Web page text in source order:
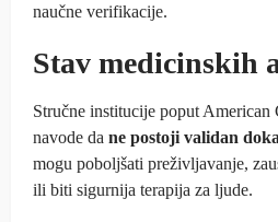
naučne verifikacije.
Stav medicinskih
Stručne institucije poput American
navode da ne postoji validan
mogu poboljšati preživljavanje,
ili biti sigurnija terapija za ljude.